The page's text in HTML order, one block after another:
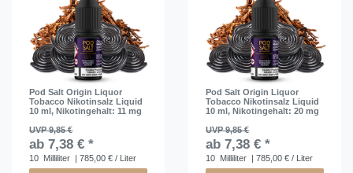
Pod Salt Origin Liquor
Tobacco Nikotinsalz Liquid
10 ml, Nikotingehalt: 11 mg
UVP 9,85 €
ab 7,38 € *
10 Milliliter | 785,00 € / Liter
Pod Salt Origin Liquor
Tobacco Nikotinsalz Liquid
10 ml, Nikotingehalt: 20 mg
UVP 9,85 €
ab 7,38 € *
10 Milliliter | 785,00 € / Liter